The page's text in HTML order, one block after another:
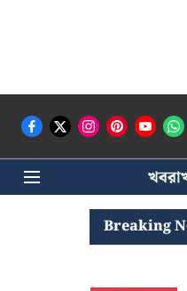
Breaking
খোঁজে সিপিআইএম সদর